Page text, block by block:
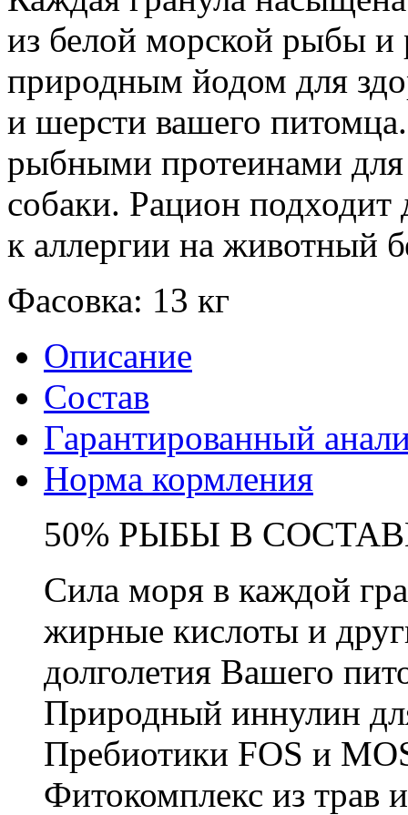
из белой морской рыбы и
природным йодом для
и шерсти вашего
рыбными протеинами
собаки. Рацион
к аллергии на животный
Фасовка: 13 кг
Описание
Состав
Гарантированный
Норма кормления
50% РЫБЫ В
Сила моря в каждой
жирные кислоты и
долголетия Вашего
Природный иннулин
Пребиотики FOS и
Фитокомплекс из трав